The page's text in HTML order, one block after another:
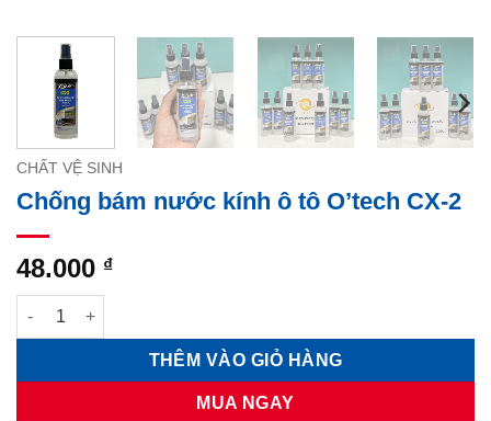
CHẤT VỆ SINH
Chống bám nước kính ô tô O’tech CX-2
48.000 ₫
Chống bám nước kính ô tô O'tech CX-2 số lượng
THÊM VÀO GIỎ HÀNG
MUA NGAY